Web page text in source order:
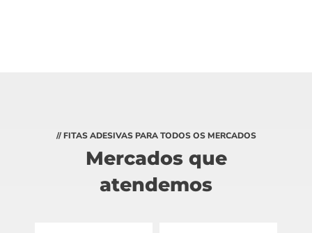
// FITAS ADESIVAS PARA TODOS OS MERCADOS
Mercados que
atendemos